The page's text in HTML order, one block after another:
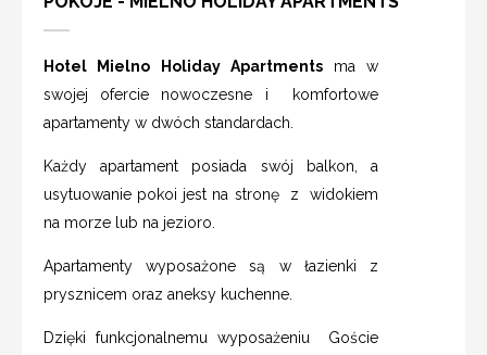
Hotel Mielno Holiday Apartments ma w
swojej ofercie nowoczesne i komfortowe
apartamenty w dwóch standardach.
Każdy apartament posiada swój balkon, a
usytuowanie pokoi jest na stronę z widokiem
na morze lub na jezioro.
Apartamenty wyposażone są w łazienki z
prysznicem oraz aneksy kuchenne.
Dzięki funkcjonalnemu wyposażeniu Goście